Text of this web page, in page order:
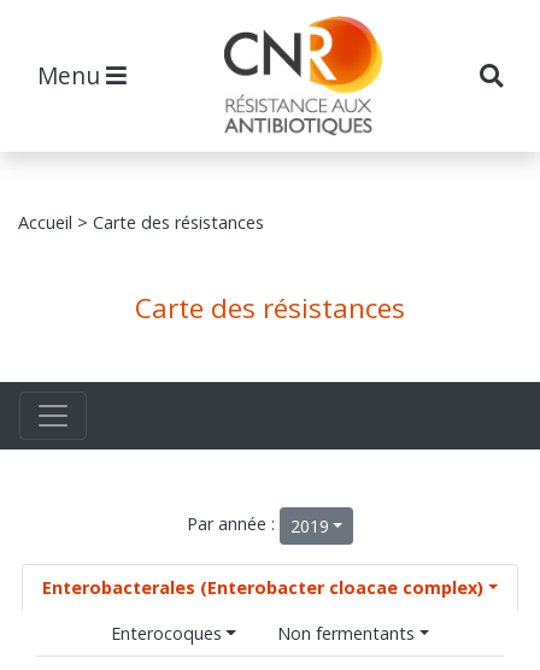
Menu
Accueil > Carte des résistances
Carte des résistances
Par année : 2019
Enterobacterales (Enterobacter cloacae complex)
Enterocoques
Non fermentants